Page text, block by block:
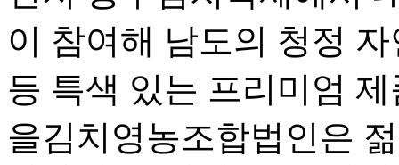
이 참여해 남도의 청정
등 특색 있는 프리미엄
을김치영농조합법인은